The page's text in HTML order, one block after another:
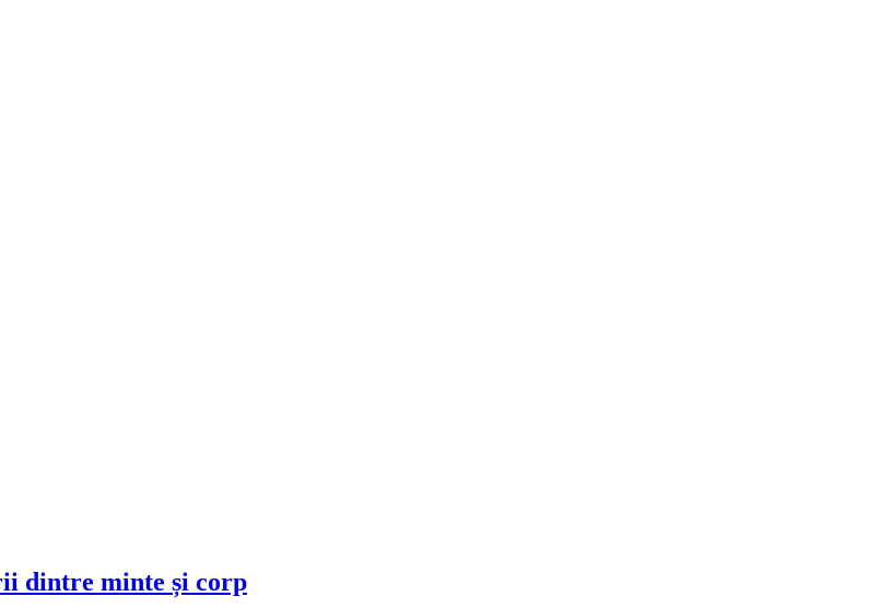
dintre minte și corp